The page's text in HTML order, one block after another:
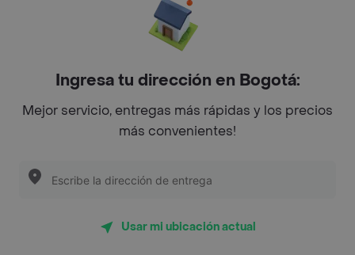
Categorías
Ingresa tu dirección en Bogotá:
Mejor servicio, entregas más rápidas y los precios
más convenientes!
Usar mi ubicación actual